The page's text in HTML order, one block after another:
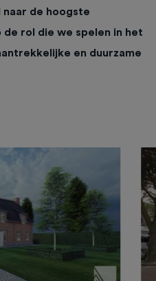
de hoogste
rol die we spelen in het
en duurzame